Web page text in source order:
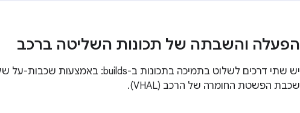
הפעלה והשבתה של תכונות השליטה ברכב
שכבת הפשטת החומרה של הרכב (VHAL).